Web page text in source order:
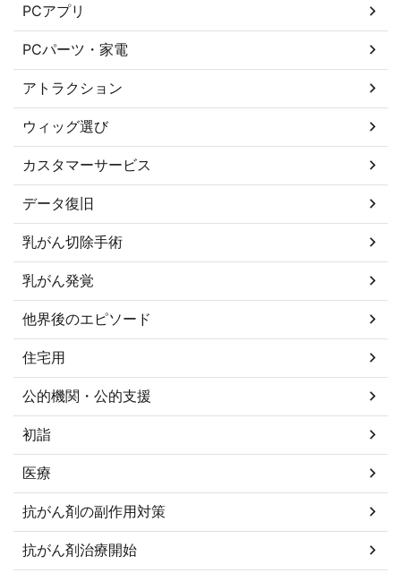
PCアプリ
PCパーツ・家電
アトラクション
ウィッグ選び
カスタマーサービス
データ復旧
乳がん切除手術
乳がん発覚
他界後のエピソード
住宅用
公的機関・公的支援
初詣
医療
抗がん剤の副作用対策
抗がん剤治療開始